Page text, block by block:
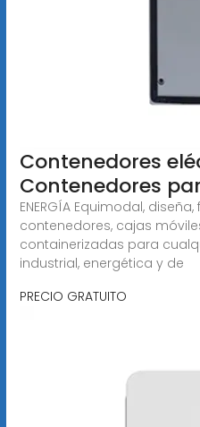
Contenedores
Contenedores
ENERGÍA Equimodal,
contenedores, cajas
containerizadas para
industrial, energética y de
PRECIO GRATUITO